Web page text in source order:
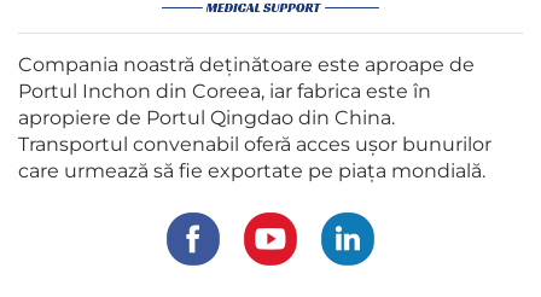
Compania noastră deținătoare este aproape de
Portul Inchon din Coreea, iar fabrica este în
apropiere de Portul Qingdao din China.
Transportul convenabil oferă acces ușor bunurilor
care urmează să fie exportate pe piața mondială.